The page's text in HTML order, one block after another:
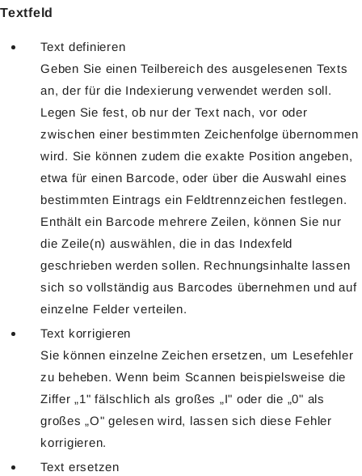
Textfeld
Text definieren
Geben Sie einen Teilbereich des ausgelesenen Texts
an, der für die Indexierung verwendet werden soll.
Legen Sie fest, ob nur der Text nach, vor oder
zwischen einer bestimmten Zeichenfolge übernommen
wird. Sie können zudem die exakte Position angeben,
etwa für einen Barcode, oder über die Auswahl eines
bestimmten Eintrags ein Feldtrennzeichen festlegen.
Enthält ein Barcode mehrere Zeilen, können Sie nur
die Zeile(n) auswählen, die in das Indexfeld
geschrieben werden sollen. Rechnungsinhalte lassen
sich so vollständig aus Barcodes übernehmen und auf
einzelne Felder verteilen.
Text korrigieren
Sie können einzelne Zeichen ersetzen, um Lesefehler
zu beheben. Wenn beim Scannen beispielsweise die
Ziffer „1" fälschlich als großes „I" oder die „0" als
großes „O" gelesen wird, lassen sich diese Fehler
korrigieren.
Text ersetzen